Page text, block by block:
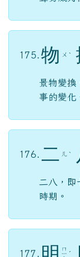
175. 物 ㄨ ˋ
景物變換
事的變化
176. 二 ㄦ ˋ
二八，
時期。
177. ㄇ
ㄧ ˊ